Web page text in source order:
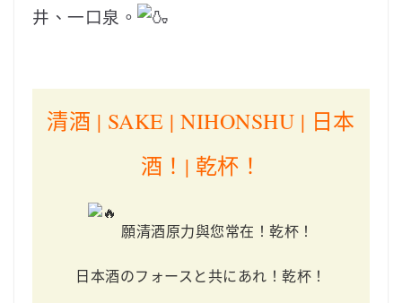
井、一口泉。
清酒 | SAKE | NIHONSHU | 日本
酒！| 乾杯！
願清酒原力與您常在！乾杯！
日本酒のフォースと共にあれ！乾杯！